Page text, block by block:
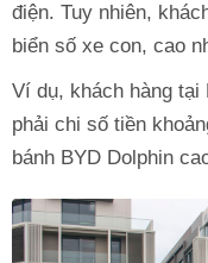
điện. Tuy nhiên,
biển số xe con, cao
Ví dụ, khách hàng tại
phải chi số tiền
bánh BYD Dolphin